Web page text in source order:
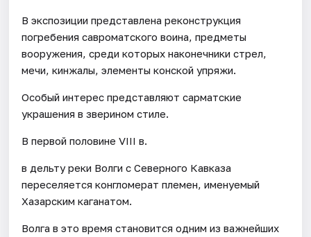
В экспозиции представлена реконструкция
погребения савроматского воина, предметы
вооружения, среди которых наконечники стрел,
мечи, кинжалы, элементы конской упряжи.
Особый интерес представляют сарматские
украшения в зверином стиле.
В первой половине VIII в.
в дельту реки Волги с Северного Кавказа
переселяется конгломерат племен, именуемый
Хазарским каганатом.
Волга в это время становится одним из важнейших